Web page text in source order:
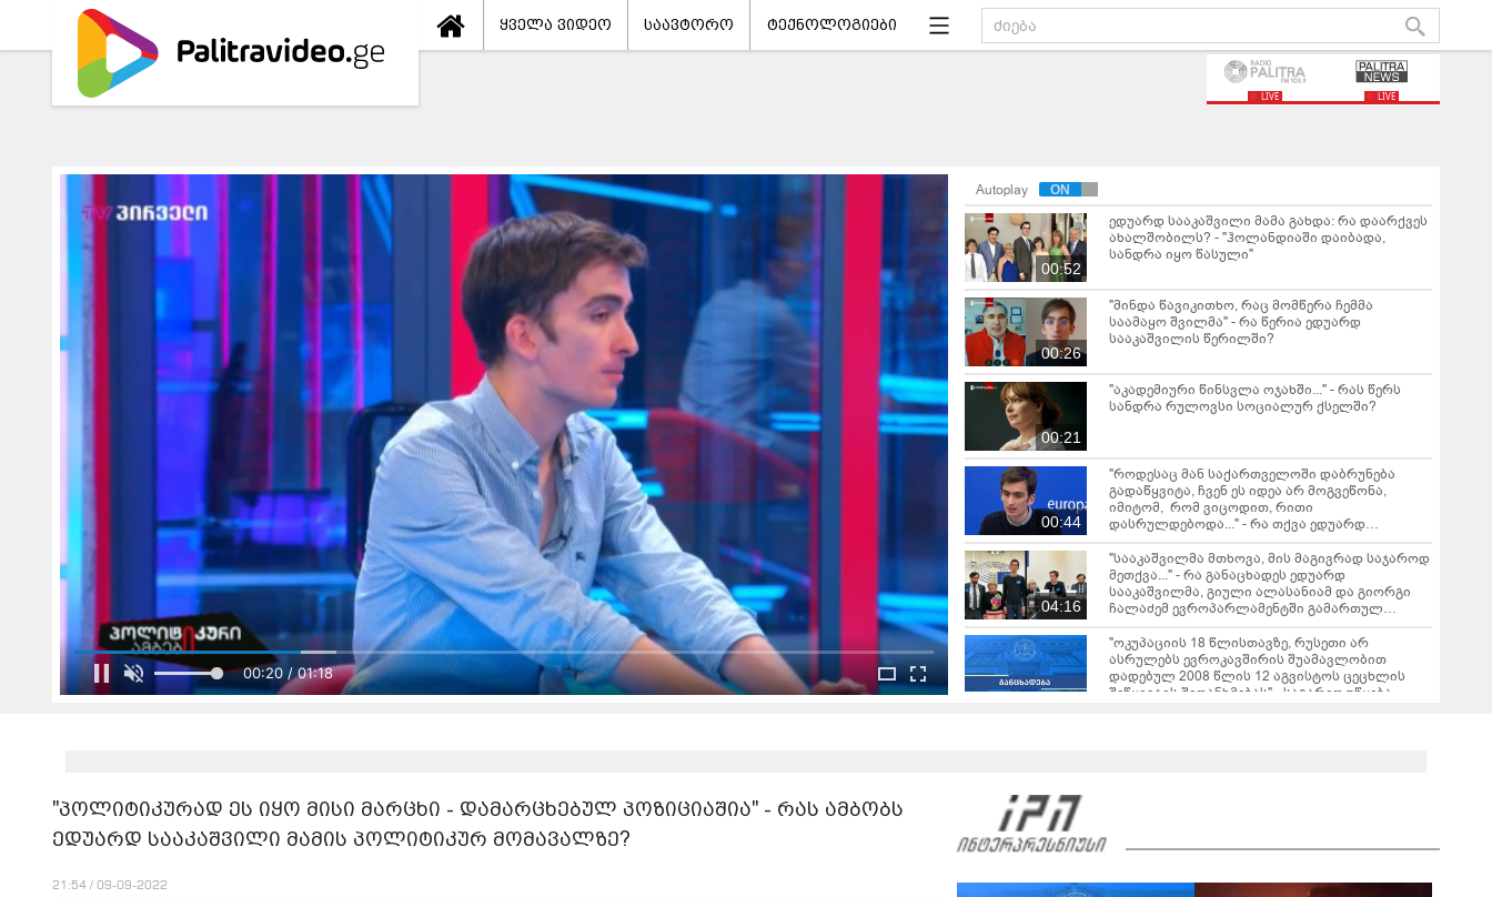
ყველა ვიდეო საავტორო ტექნოლოგიები
LIVE LIVE
00:22 / 01:18
Autoplay
00:52
ედუარდ სააკაშვილი მამა გახდა: რა დაარქვეს
ახალშობილს? - "ჰოლანდიაში დაიბადა,
სანდრა იყო წასული"
00:26
"მინდა წავიკითხო, რაც მომწერა ჩემმა
საამაყო შვილმა" - რა წერია ედუარდ
სააკაშვილის წერილში?
00:21
"აკადემიური წინსვლა ოჯახში..." - რას წერს
სანდრა რულოვსი სოციალურ ქსელში?
00:44
"როდესაც მან საქართველოში დაბრუნება
გადაწყვიტა, ჩვენ ეს იდეა არ მოგვეწონა,
იმიტომ, რომ ვიცოდით, რითი
დასრულდებოდა..." - რა თქვა ედუარდ
სააკაშვილმა EU-ს კონფერენციაზე სიტყვით
გამოსვლისას
04:16
"სააკაშვილმა მთხოვა, მის მაგივრად საჯაროდ
მეთქვა..." - რა განაცხადეს ედუარდ
სააკაშვილმა, გიული ალასანიამ და გიორგი
ჩალაძემ ევროპარლამენტში გამართულ
კონფერენციაზე?
"ოკუპაციის 18 წლისთავზე, რუსეთი არ
ასრულებს ევროკავშირის შუამავლობით
დადებულ 2008 წლის 12 აგვისტოს ცეცხლის
შეწყვეტის შეთანხმებას" - საგარეო უწყება
"პოლიტიკურად ეს იყო მისი მარცხი - დამარცხებულ პოზიციაშია" - რას ამბობს
ედუარდ სააკაშვილი მამის პოლიტიკურ მომავალზე?
21:54 / 09-09-2022